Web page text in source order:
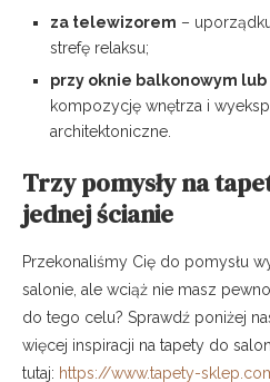
za telewizorem –
strefę relaksu;
przy oknie balkonowym
kompozycję wnętrza i
architektoniczne.
Trzy pomysły na
jednej ścianie
Przekonaliśmy Cię do pomysłu
salonie, ale wciąż nie masz
do tego celu? Sprawdź poniżej
więcej inspiracji na tapety do
tutaj: https://www.tapety-